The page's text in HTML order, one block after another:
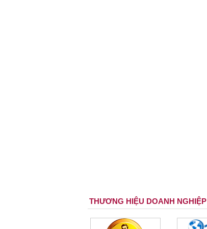
THƯƠNG HIỆU DOANH NGHIỆP